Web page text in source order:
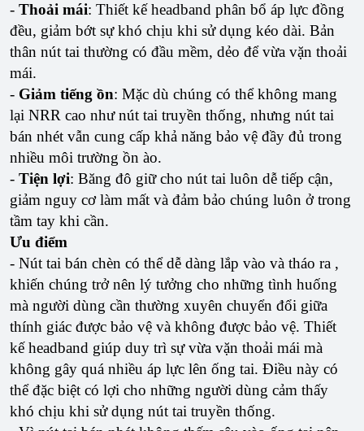
- Thoải mái: Thiết kế headband phân bổ áp lực đồng
đều, giảm bớt sự khó chịu khi sử dụng kéo dài. Bản
thân nút tai thường có đầu mềm, dẻo để vừa vặn thoải
mái.
- Giảm tiếng ồn: Mặc dù chúng có thể không mang
lại NRR cao như nút tai truyền thống, nhưng nút tai
bán nhét vẫn cung cấp khả năng bảo vệ đầy đủ trong
nhiều môi trường ồn ào.
- Tiện lợi: Băng đô giữ cho nút tai luôn dễ tiếp cận,
giảm nguy cơ làm mất và đảm bảo chúng luôn ở trong
tầm tay khi cần.
Ưu điểm
- Nút tai bán chèn có thể dễ dàng lắp vào và tháo ra ,
khiến chúng trở nên lý tưởng cho những tình huống
mà người dùng cần thường xuyên chuyển đổi giữa
thính giác được bảo vệ và không được bảo vệ. Thiết
kế headband giúp duy trì sự vừa vặn thoải mái mà
không gây quá nhiều áp lực lên ống tai. Điều này có
thể đặc biệt có lợi cho những người dùng cảm thấy
khó chịu khi sử dụng nút tai truyền thống.